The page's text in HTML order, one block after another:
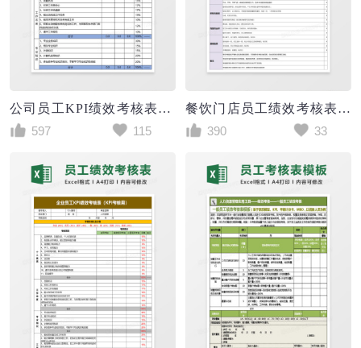
公司员工KPI绩效考核表excel模板
597
115
餐饮门店员工绩效考核表excel模板
390
33